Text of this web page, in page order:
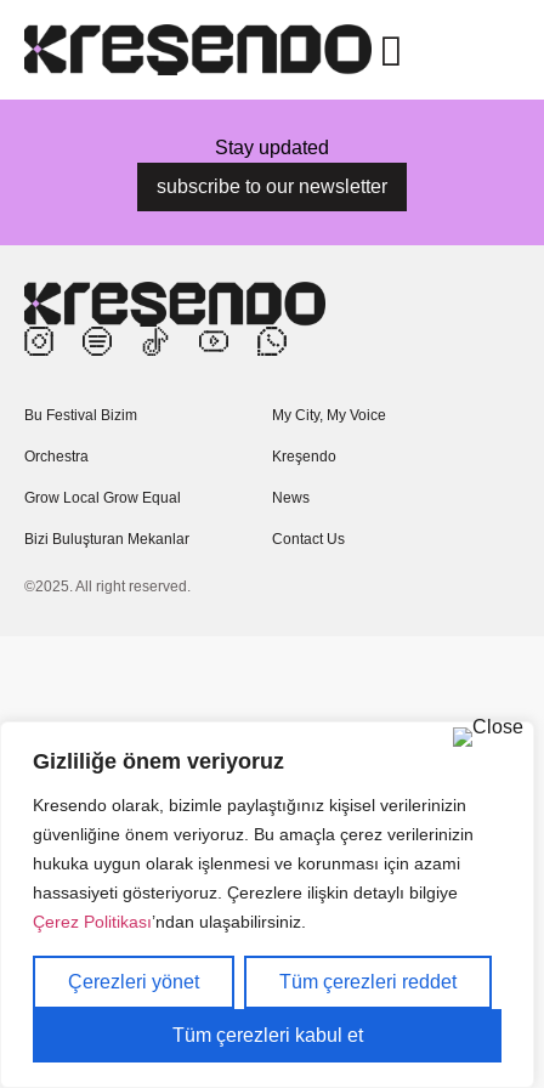
Gizliliğe önem veriyoruz
Kresendo olarak, bizimle paylaştığınız kişisel verilerinizin
güvenliğine önem veriyoruz. Bu amaçla çerez verilerinizin
hukuka uygun olarak işlenmesi ve korunması için azami
hassasiyeti gösteriyoruz. Çerezlere ilişkin detaylı bilgiye
Çerez Politikası’ndan ulaşabilirsiniz.
Çerezleri yönet Tüm çerezleri reddet
Tüm çerezleri kabul et
Stay updated
subscribe to our newsletter
Bu Festival Bizim
Orchestra
Grow Local Grow Equal
Bizi Buluşturan Mekanlar
My City, My Voice
Kreşendo
News
Contact Us
©2025. All right reserved.